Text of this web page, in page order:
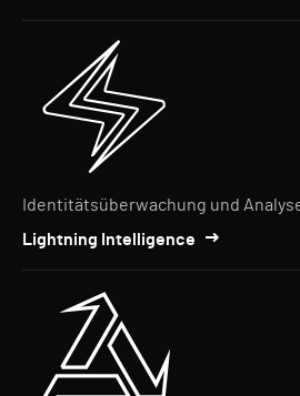
Identitätsüberwachung und
Lightning Intelligence